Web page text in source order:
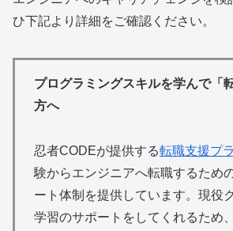
ひ下記より詳細をご確認ください。
プログラミングスキルを学んで「
方へ
忍者CODEが提供する転職支援プ
験からエンジニアへ転職するため
ート体制を提供しています。現役
学習のサポートをしてくれるため